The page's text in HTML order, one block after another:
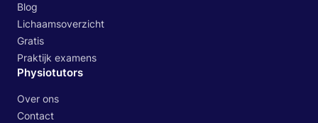
Blog
Lichaamsoverzicht
Gratis
Praktijk examens
Physiotutors
Over ons
Contact